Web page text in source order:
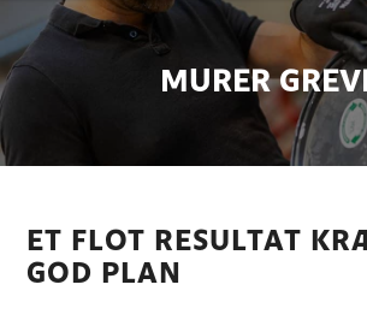
MURER
ET FLOT RESULTAT
GOD PLAN